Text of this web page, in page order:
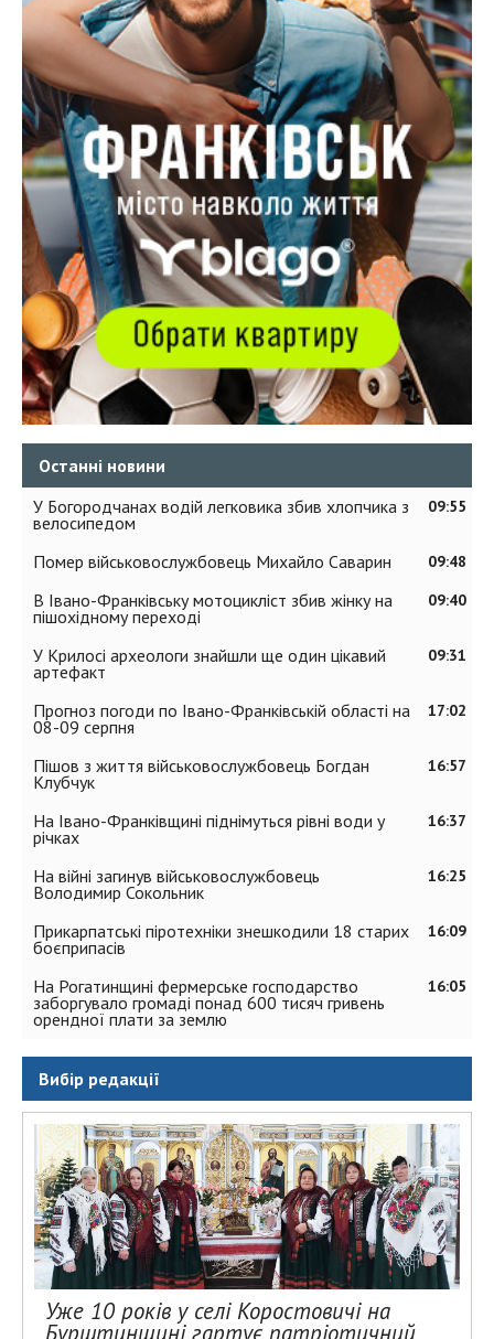
Останні новини
09:55
У Богородчанах водій легковика збив хлопчика з
велосипедом
09:48
Помер військовослужбовець Михайло Саварин
09:40
В Івано-Франківську мотоцикліст збив жінку на
пішохідному переході
09:31
У Крилосі археологи знайшли ще один цікавий
артефакт
17:02
Прогноз погоди по Івано-Франківській області на
08-09 серпня
16:57
Пішов з життя військовослужбовець Богдан
Клубчук
16:37
На Івано-Франківщині піднімуться рівні води у
річках
16:25
На війні загинув військовослужбовець
Володимир Сокольник
16:09
Прикарпатські піротехніки знешкодили 18 старих
боєприпасів
16:05
На Рогатинщині фермерське господарство
заборгувало громаді понад 600 тисяч гривень
орендної плати за землю
Вибір редакції
Уже 10 років у селі Коростовичі на